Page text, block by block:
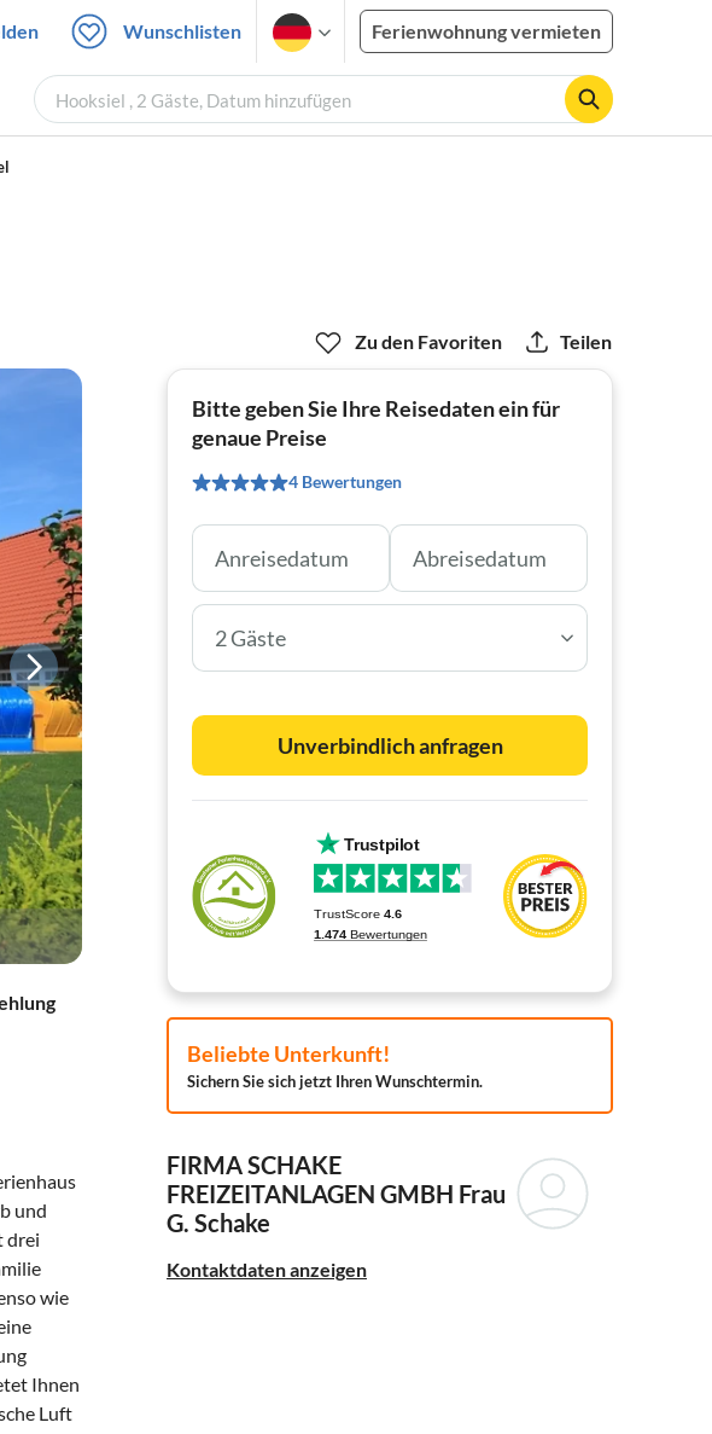
Wunschlisten Ferienwohnung vermieten
Hooksiel , 2 Gäste, Datum hinzufügen
und
drei
wie
Ihnen
Luft
Zu den Favoriten Teilen
Bitte geben Sie Ihre Reisedaten ein für
genaue Preise
4 Bewertungen
2 Gäste
Unverbindlich anfragen
Beliebte Unterkunft!
Sichern Sie sich jetzt Ihren Wunschtermin.
FIRMA SCHAKE
FREIZEITANLAGEN GMBH Frau
G. Schake
Kontaktdaten anzeigen